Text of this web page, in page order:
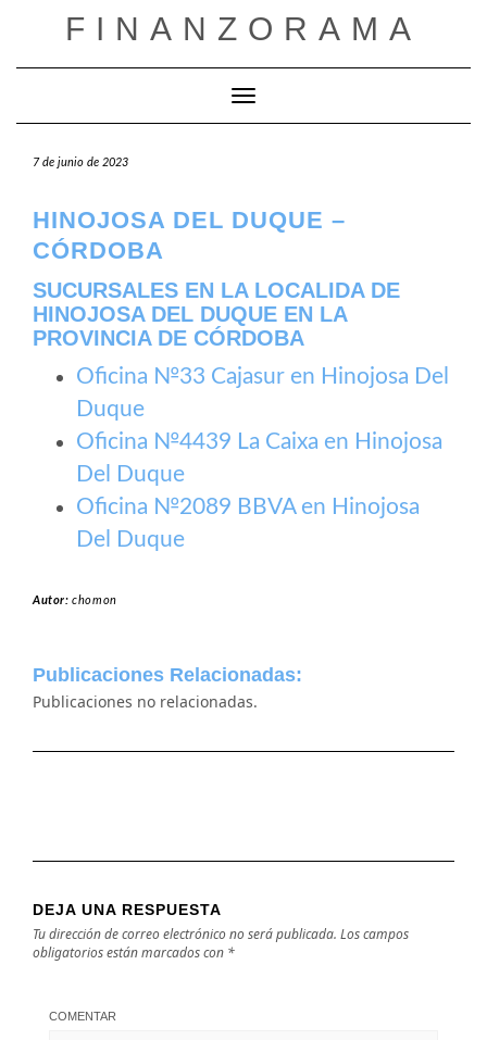
FINANZORAMA
Cambiar modo de navegación
7 de junio de 2023
HINOJOSA DEL DUQUE –
CÓRDOBA
SUCURSALES EN LA LOCALIDA DE
HINOJOSA DEL DUQUE EN LA
PROVINCIA DE CÓRDOBA
Oficina №33 Cajasur en Hinojosa Del
Duque
Oficina №4439 La Caixa en Hinojosa
Del Duque
Oficina №2089 BBVA en Hinojosa
Del Duque
Autor:chomon
Publicaciones Relacionadas:
Publicaciones no relacionadas.
DEJA UNA RESPUESTA
Tu dirección de correo electrónico no será publicada. Los campos
obligatorios están marcados con *
COMENTAR